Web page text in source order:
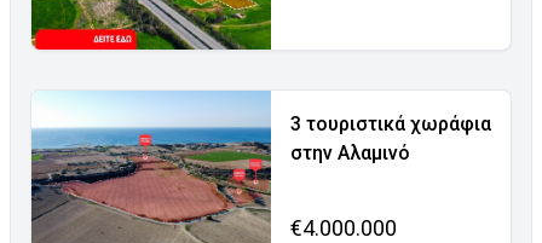
3 τουριστικά χωράφια
στην Αλαμινό
€4.000.000